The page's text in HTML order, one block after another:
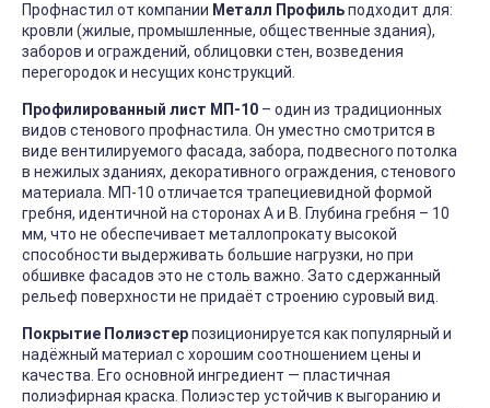
Профнастил от компании Металл Профильподходит для:
кровли (жилые, промышленные, общественные здания),
заборов и ограждений, облицовки стен, возведения
перегородок и несущих конструкций.
Профилированный лист МП-10 – один из традиционных
видов стенового профнастила. Он уместно смотрится в
виде вентилируемого фасада, забора, подвесного потолка
в нежилых зданиях, декоративного ограждения, стенового
материала. МП-10 отличается трапециевидной формой
гребня, идентичной на сторонах А и В. Глубина гребня – 10
мм, что не обеспечивает металлопрокату высокой
способности выдерживать большие нагрузки, но при
обшивке фасадов это не столь важно. Зато сдержанный
рельеф поверхности не придаёт строению суровый вид.
Покрытие Полиэстерпозиционируется как популярный и
надёжный материал с хорошим соотношением цены и
качества. Его основной ингредиент — пластичная
полиэфирная краска. Полиэстер устойчив к выгоранию и